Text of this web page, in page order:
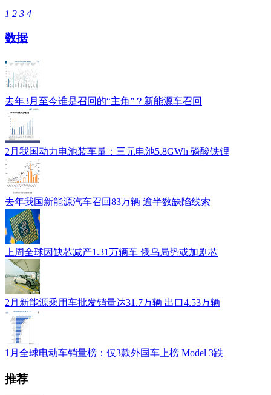
1 2 3 4
数据
去年3月至今谁是召回的“主角”？新能源车召回
2月我国动力电池装车量：三元电池5.8GWh 磷酸铁锂
去年我国新能源汽车召回83万辆 逾半数缺陷线索
上周全球因缺芯减产1.31万辆车 俄乌局势或加剧芯
2月新能源乘用车批发销量达31.7万辆 出口4.53万辆
1月全球电动车销量榜：仅3款外国车上榜 Model 3跌
推荐